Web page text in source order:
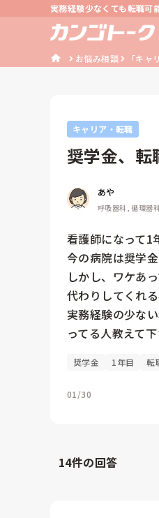
実務経験少なくても転職可
お悩み相談 「キ
キャリア・転職
奨学金、転
あや
呼吸器科, 循環器
看護師になって1
今の病院は奨学
しかし、ワケあ
代わりしてくれ
実務経験の少な
ってる人教えて下
奨学金 1年目 転
01/30
14件の回答